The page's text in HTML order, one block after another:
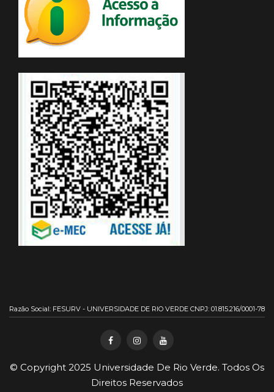
Razão Social: FESURV - UNIVERSIDADE DE RIO VERDE CNPJ: 01.815.216/0001-78
© Copyright 2025 Universidade De Rio Verde. Todos Os
Direitos Reservados